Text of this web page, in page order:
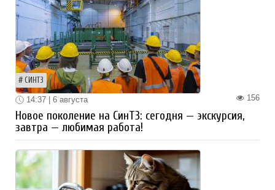
СИНТЗ
156
14:37 | 6 августа
Новое поколение на СинТЗ: сегодня — экскурсия,
завтра — любимая работа!